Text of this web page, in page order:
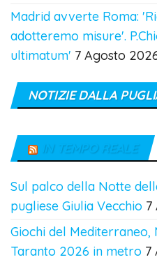
Madrid avverte Roma:
adotteremo misure'.
ultimatum' 7 Agosto
NOTIZIE DALLA
IN TEMPO REALE
Sul palco della Notte
pugliese Giulia Vecchio 7
Giochi del
Taranto 2026 in metro 7